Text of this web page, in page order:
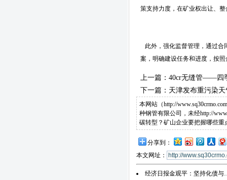
策支持力度，在矿业权出让、
此外，强化监督管理，通过合
案，明确建设任务和进度，按
上一篇： 40cr无缝管——四
下一篇： 天津发布重污染
本网站（http://
种钢管有限公司，未经http://
碳转型？矿山企业要把握哪些
分享到：
本文网址：
经济日报金观平：坚持化债